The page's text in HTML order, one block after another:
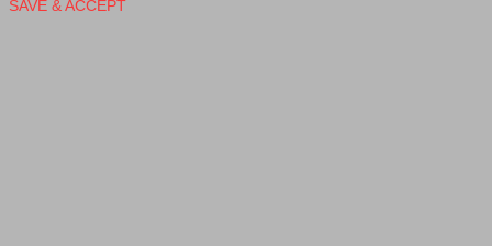
SAVE & ACCEPT